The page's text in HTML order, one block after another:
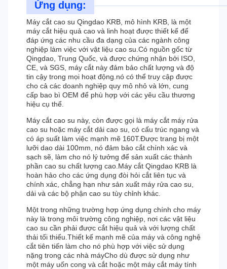
Ứng dụng:
Máy cắt cao su Qingdao KRB, mô hình KRB, là một
máy cắt hiệu quả cao và linh hoạt được thiết kế để
đáp ứng các nhu cầu đa dạng của các ngành công
nghiệp làm việc với vật liệu cao su.Có nguồn gốc từ
Qingdao, Trung Quốc, và được chứng nhận bởi ISO,
CE, và SGS, máy cắt này đảm bảo chất lượng và độ
tin cậy trong mọi hoạt động.nó có thể truy cập được
cho cả các doanh nghiệp quy mô nhỏ và lớn, cung
cấp bao bì OEM để phù hợp với các yêu cầu thương
hiệu cụ thể.
Máy cắt cao su này, còn được gọi là máy cắt máy rửa
cao su hoặc máy cắt dải cao su, có cấu trúc ngang và
có áp suất làm việc mạnh mẽ 160T.Được trang bị một
lưỡi dao dài 100mm, nó đảm bảo cắt chính xác và
sạch sẽ, làm cho nó lý tưởng để sản xuất các thành
phần cao su chất lượng cao.Máy cắt Qingdao KRB là
hoàn hảo cho các ứng dụng đòi hỏi cắt liên tục và
chính xác, chẳng hạn như sản xuất máy rửa cao su,
dải và các bộ phận cao su tùy chỉnh khác.
Một trong những trường hợp ứng dụng chính cho máy
này là trong môi trường công nghiệp, nơi các vật liệu
cao su cần phải được cắt hiệu quả và với lượng chất
thải tối thiểu.Thiết kế mạnh mẽ của máy và công nghệ
cắt tiên tiến làm cho nó phù hợp với việc sử dụng
nặng trong các nhà máyCho dù được sử dụng như
một máy uốn cong và cắt hoặc một máy cắt máy tính